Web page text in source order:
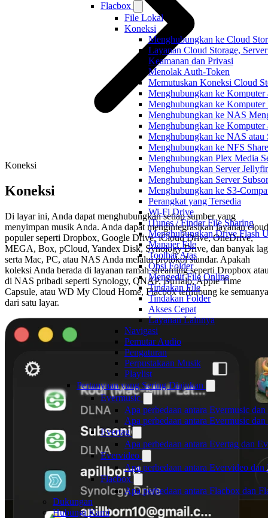
Flacbox
File Lokal
Koneksi
Menghubungkan ke Cloud
Layanan Cloud Storage,
Keamanan dan Privasi
Menolak Auth-Token
Memutuskan Koneksi Cloud
Menghubungkan ke Komputer
Menghubungkan ke
Menghubungkan ke NAS
Menghubungkan ke
Menghubungkan ke NAS atau
Menghubungkan ke NFS Share
Menghubungkan Plex Media
Menghubungkan Server
Menghubungkan Server
Menghubungkan ke S3-
Perangkat yang Tersedia
Wi-Fi Drive
iTunes / Finder File Sharing
Menghubungkan Drive Flash
Manajer File
Toolbar Atas
Opsi Folder
Mengedit File Online
Tindakan File
Tindakan Folder
Akses Cepat
Layanan Lainnya
Navigasi
Pemutar Audio
Pengaturan
Perpustakaan Musik
Playlist
Pertanyaan yang Sering Diajukan
Evermusic
Apa perbedaan antara Evermusic
Apa perbedaan antara Evermusic
Evertag
Apa perbedaan antara Evertag dan
Evervideo
Apa perbedaan antara Evervideo
Flacbox
Apa perbedaan antara Flacbox dan
Dukungan
Hubungi Kami
Koneksi
Koneksi
Di layar ini, Anda dapat menghubungkan setiap sumber yang
menyimpan musik Anda. Anda dapat mengintegrasikan layanan cloud
populer seperti Dropbox, Google Drive, iCloud Drive, OneDrive,
MEGA, Box, pCloud, Yandex Disk, Synology Drive, dan banyak
serta Mac, PC, atau NAS Anda melalui protokol standar. Apakah
koleksi Anda berada di layanan ramah streaming seperti Dropbox
di NAS pribadi seperti Synology, QNAP, Buffalo, Apple Time
Capsule, atau WD My Cloud Home, Flacbox terhubung ke semuanya
dari satu layar.